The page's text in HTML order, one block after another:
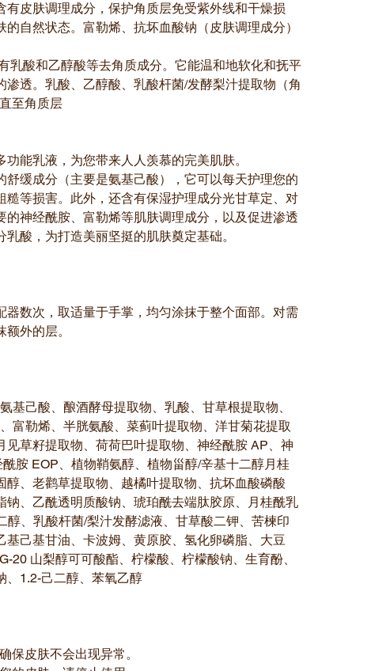
有皮肤调理成分，保护角质层免受紫外线和干燥损
的自然状态。富勒烯、抗坏血酸钠（皮肤调理成分）
乳酸和乙醇酸等去角质成分。它能温和地软化和抚平
渗透。乳酸、乙醇酸、乳酸杆菌/发酵梨汁提取物（角
至角质层
功能乳液，为您带来人人羡慕的完美肌肤。
舒缓成分（主要是氨基己酸），它可以每天护理您的
糙等损害。此外，还含有保湿护理成分光甘草定、对
的神经酰胺、富勒烯等肌肤调理成分，以及促进渗透
乳酸，为打造美丽坚挺的肌肤奠定基础。
器数次，取适量于手掌，均匀涂抹于整个面部。对需
外的层。
基己酸、酿酒酵母提取物、乳酸、甘草根提取物、
富勒烯、半胱氨酸、菜蓟叶提取物、洋甘菊花提取
见草籽提取物、荷荷巴叶提取物、神经酰胺 AP、神
胺 EOP、植物鞘氨醇、植物甾醇/辛基十二醇月桂
醇、老鹳草提取物、越橘叶提取物、抗坏血酸磷酸
钠、乙酰透明质酸钠、琥珀酰去端肽胶原、月桂酰乳
醇、乳酸杆菌/梨汁发酵滤液、甘草酸二钾、苦楝印
基己基甘油、卡波姆、黄原胶、氢化卵磷脂、大豆
20 山梨醇可可酸酯、柠檬酸、柠檬酸钠、生育酚、
、1.2-己二醇、苯氧乙醇
保皮肤不会出现异常。